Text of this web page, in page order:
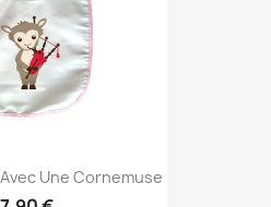
Une Cornemuse